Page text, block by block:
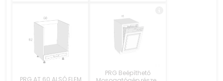
PRG Beépíthető